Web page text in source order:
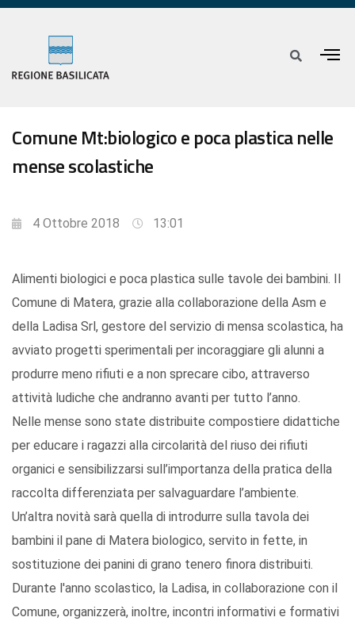
Comune Mt:biologico e poca plastica nelle
mense scolastiche
4 Ottobre 2018 13:01
Alimenti biologici e poca plastica sulle tavole dei bambini. Il
Comune di Matera, grazie alla collaborazione della Asm e
della Ladisa Srl, gestore del servizio di mensa scolastica, ha
avviato progetti sperimentali per incoraggiare gli alunni a
produrre meno rifiuti e a non sprecare cibo, attraverso
attività ludiche che andranno avanti per tutto l’anno.
Nelle mense sono state distribuite compostiere didattiche
per educare i ragazzi alla circolarità del riuso dei rifiuti
organici e sensibilizzarsi sull’importanza della pratica della
raccolta differenziata per salvaguardare l’ambiente.
Un’altra novità sarà quella di introdurre sulla tavola dei
bambini il pane di Matera biologico, servito in fette, in
sostituzione dei panini di grano tenero finora distribuiti.
Durante l'anno scolastico, la Ladisa, in collaborazione con il
Comune, organizzerà, inoltre, incontri informativi e formativi